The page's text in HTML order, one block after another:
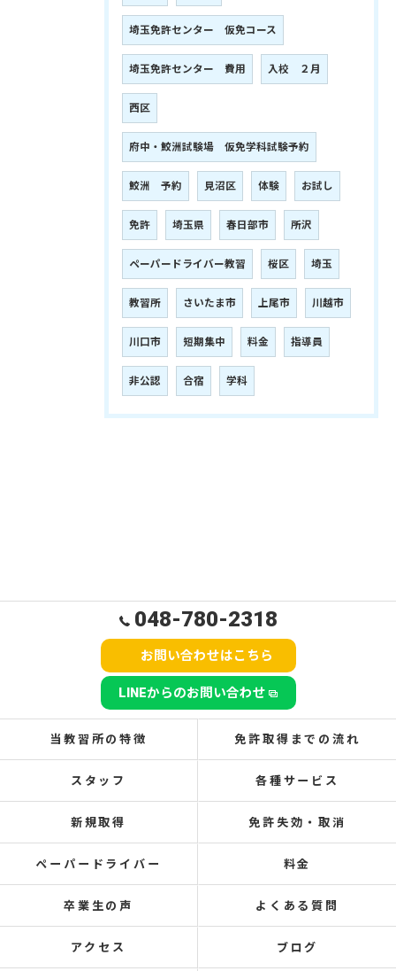
埼玉免許センター 仮免コース
埼玉免許センター 費用 入校 ２月
西区
府中・鮫洲試験場 仮免学科試験予約
鮫洲 予約 見沼区 体験 お試し
免許 埼玉県 春日部市 所沢
ペーパードライバー教習 桜区 埼玉
教習所 さいたま市 上尾市 川越市
川口市 短期集中 料金 指導員
非公認 合宿 学科
048-780-2318
お問い合わせはこちら
LINEからのお問い合わせ
当教習所の特徴 免許取得までの流れ
スタッフ 各種サービス
新規取得 免許失効・取消
ペーパードライバー 料金
卒業生の声 よくある質問
アクセス ブログ